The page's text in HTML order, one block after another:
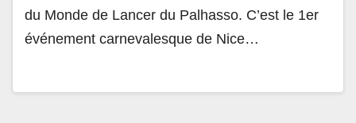
du Monde de Lancer du Palhasso. C’est le 1er
événement carnevalesque de Nice…